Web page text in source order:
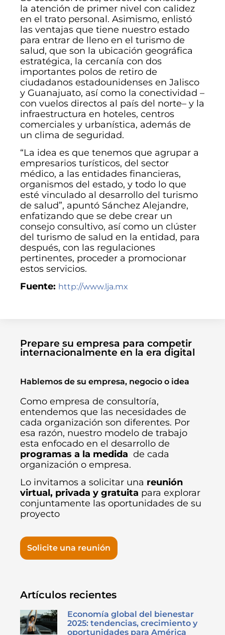
la atención de primer nivel con calidez
en el trato personal. Asimismo, enlistó
las ventajas que tiene nuestro estado
para entrar de lleno en el turismo de
salud, que son la ubicación geográfica
estratégica, la cercanía con dos
importantes polos de retiro de
ciudadanos estadounidenses en Jalisco
y Guanajuato, así como la conectividad –
con vuelos directos al país del norte– y la
infraestructura en hoteles, centros
comerciales y urbanística, además de
un clima de seguridad.
“La idea es que tenemos que agrupar a
empresarios turísticos, del sector
médico, a las entidades financieras,
organismos del estado, y todo lo que
esté vinculado al desarrollo del turismo
de salud”, apuntó Sánchez Alejandre,
enfatizando que se debe crear un
consejo consultivo, así como un clúster
del turismo de salud en la entidad, para
después, con las regulaciones
pertinentes, proceder a promocionar
estos servicios.
Fuente: http://www.lja.mx
Prepare su empresa para competir
internacionalmente en la era digital
Hablemos de su empresa, negocio o idea
Como empresa de consultoría,
entendemos que las necesidades de
cada organización son diferentes. Por
esa razón, nuestro modelo de trabajo
esta enfocado en el desarrollo de
programas a la medida de cada
organización o empresa.
Lo invitamos a solicitar una reunión
virtual, privada y gratuita para explorar
conjuntamente las oportunidades de su
proyecto
Solicite una reunión
Artículos recientes
Economía global del bienestar
2025: tendencias, crecimiento y
oportunidades para América